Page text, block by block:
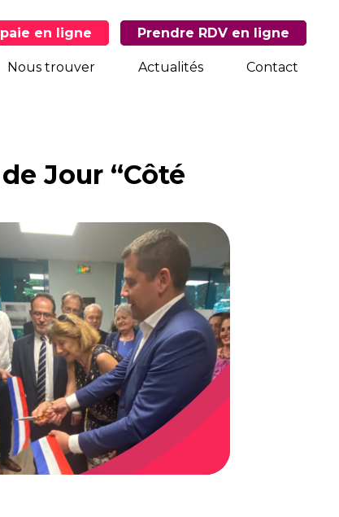
en ligne Prendre RDV en ligne
Nous trouver Actualités Contact
Jour “Côté